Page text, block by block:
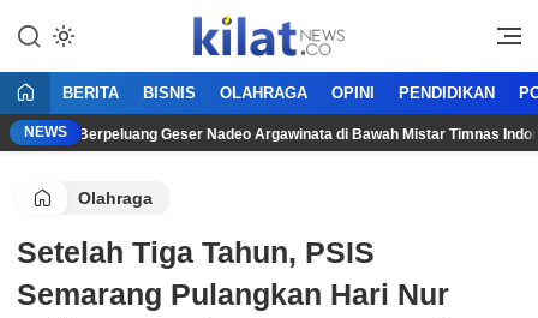
KilatNews.co
Mencerdaskan Anak Bangsa
BERITA BISNIS OLAHRAGA OPINI PENDIDIKAN
NEWSBerpeluang Geser Nadeo Argawinata di Bawah Mistar Timnas Indonesia
Olahraga
Setelah Tiga Tahun, PSIS
Semarang Pulangkan Hari Nur